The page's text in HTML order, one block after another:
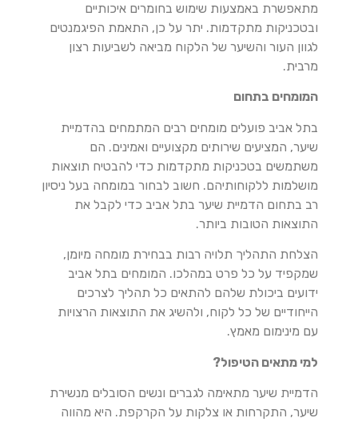
מתאפשרת באמצעות שימוש בחומרים איכותיים
ובטכניקות מתקדמות. יתר על כן, התאמת הפיגמנטים
לגוון העור והשיער של הלקוח מביאה לשביעות רצון
מרבית.
המומחים בתחום
בתל אביב פועלים מומחים רבים המתמחים בהדמיית
שיער, המציעים שירותים מקצועיים ואמינים. הם
משתמשים בטכניקות מתקדמות כדי להבטיח תוצאות
מושלמות ללקוחותיהם. חשוב לבחור במומחה בעל ניסיון
רב בתחום הדמיית שיער בתל אביב כדי לקבל את
התוצאות הטובות ביותר.
הצלחת התהליך תלויה רבות בבחירת מומחה מיומן,
שמקפיד על כל פרט במהלכו. המומחים בתל אביב
ידועים ביכולת שלהם להתאים כל תהליך לצרכים
הייחודיים של כל לקוח, ולהשיג את התוצאות הרצויות
עם מינימום מאמץ.
למי מתאים הטיפול?
הדמיית שיער מתאימה לגברים ונשים הסובלים מנשירת
שיער, התקרחות או צלקות על הקרקפת. היא מהווה